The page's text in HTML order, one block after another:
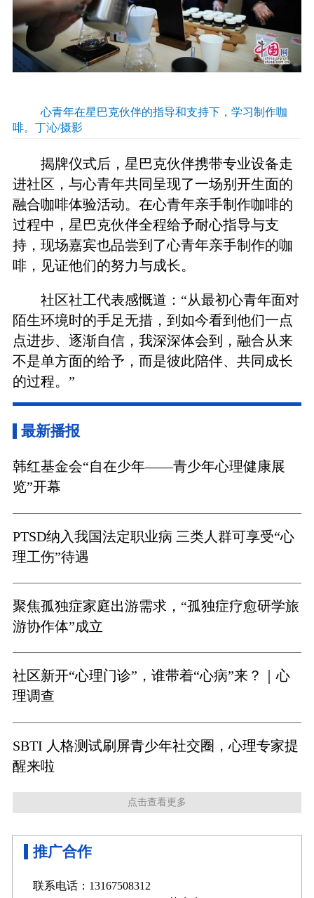
心青年在星巴克伙伴的指导和支持下，学习制作咖
啡。丁沁/摄影
揭牌仪式后，星巴克伙伴携带专业设备走
进社区，与心青年共同呈现了一场别开生面的
融合咖啡体验活动。在心青年亲手制作咖啡的
过程中，星巴克伙伴全程给予耐心指导与支
持，现场嘉宾也品尝到了心青年亲手制作的咖
啡，见证他们的努力与成长。
社区社工代表感慨道：“从最初心青年面对
陌生环境时的手足无措，到如今看到他们一点
点进步、逐渐自信，我深深体会到，融合从来
不是单方面的给予，而是彼此陪伴、共同成长
的过程。”
最新播报
韩红基金会“自在少年——青少年心理健康展
览”开幕
PTSD纳入我国法定职业病 三类人群可享受“心
理工伤”待遇
聚焦孤独症家庭出游需求，“孤独症疗愈研学旅
游协作体”成立
社区新开“心理门诊”，谁带着“心病”来？｜心
理调查
SBTI 人格测试刷屏青少年社交圈，心理专家提
醒来啦
点击查看更多
推广合作
联系电话：13167508312